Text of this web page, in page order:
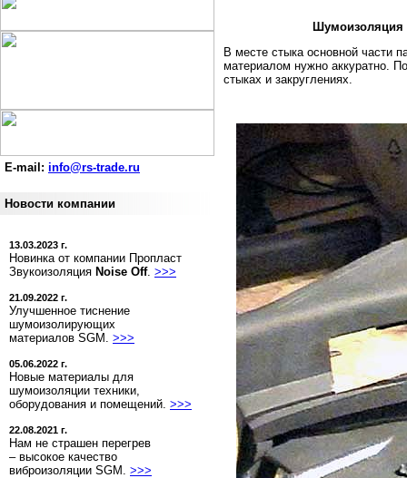
E-mail: info@rs-trade.ru
Новости компании
13.03.2023 г.
Новинка от компании Пропласт
Звукоизоляция Noise Off. >>>
21.09.2022 г.
Улучшенное тиснение
шумоизолирующих
материалов SGM. >>>
05.06.2022 г.
Новые материалы для
шумоизоляции техники,
оборудования и помещений. >>>
22.08.2021 г.
Нам не страшен перегрев
– высокое качество
виброизоляции SGM. >>>
Шумоизоляция
В месте стыка основной части
материалом нужно аккуратно.
стыках и закруглениях.